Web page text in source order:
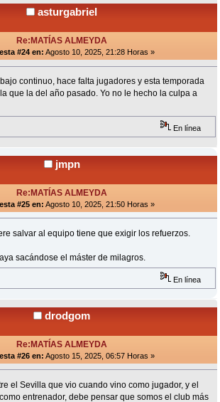
asturgabriel
Re:MATÍAS ALMEYDA
#24 en: Agosto 10, 2025, 21:28 Horas »
continuo, hace falta jugadores y esta temporada
que la del año pasado. Yo no le hecho la culpa a
En línea
jmpn
Re:MATÍAS ALMEYDA
#25 en: Agosto 10, 2025, 21:50 Horas »
salvar al equipo tiene que exigir los refuerzos.
sacándose el máster de milagros.
En línea
drodgom
Re:MATÍAS ALMEYDA
#26 en: Agosto 15, 2025, 06:57 Horas »
el Sevilla que vio cuando vino como jugador, y el
entrenador, debe pensar que somos el club más